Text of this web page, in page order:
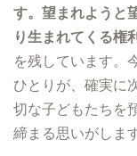
す。望まれようと
り生まれてくる権
を残しています。
ひとりが、確実に
切な子どもたちを
締まる思いがします